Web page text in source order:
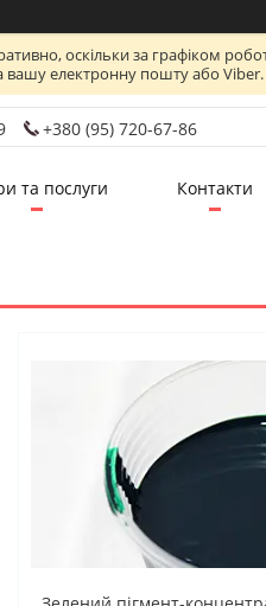
оскільки за графіком
електронну пошту або
+380 (95) 720-67-86
та послуги Контакти